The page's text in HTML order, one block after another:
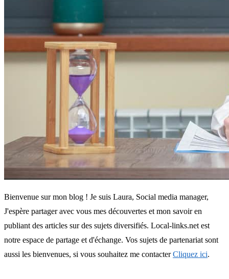
Bienvenue sur mon blog ! Je suis Laura, Social media manager,
J'espère partager avec vous mes découvertes et mon savoir en
publiant des articles sur des sujets diversifiés. Local-links.net est
notre espace de partage et d'échange. Vos sujets de partenariat sont
aussi les bienvenues, si vous souhaitez me contacterCliquez ici.